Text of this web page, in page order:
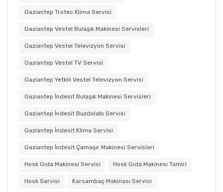
Gaziantep Trotec Klima Servisi
Gaziantep Vestel Bulaşık Makinesi Servisleri
Gaziantep Vestel Televizyon Servisi
Gaziantep Vestel TV Servisi
Gaziantep Yetkili Vestel Televizyon Servisi
Gaziantep İndesit Bulaşık Makinesi Servisleri
Gaziantep İndesit Buzdolabı Servisi
Gaziantep İndesit Klima Servisi
Gaziantep İndesit Çamaşır Makinesi Servisleri
Hosk Gıda Makinesi Servisi Hosk Gıda Makinesi Tamiri
Hosk Servisi Karsambaç Makinası Servisi